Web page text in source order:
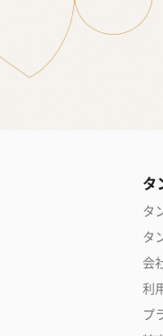
タ
タ
タ
会
利
プ